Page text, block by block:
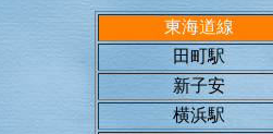
東海道線
田町駅
新子安
横浜駅